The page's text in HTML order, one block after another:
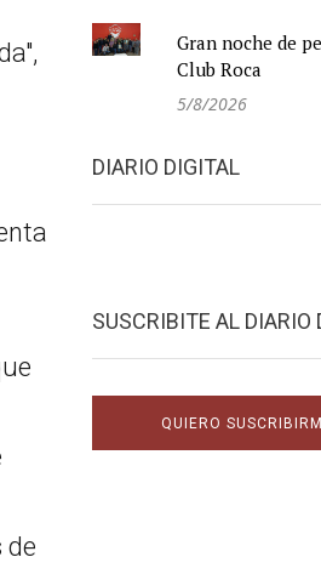
de
Gran noche de
Club Roca
5/8/2026
DIARIO DIGITAL
SUSCRIBITE AL DIARIO
QUIERO